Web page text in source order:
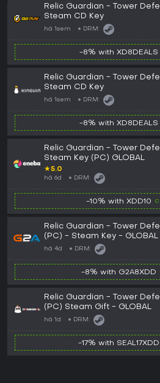
Relic Guardian - Tower
Steam CD Key
há 1sem DRM:
-8% with XD8DEALS
Relic Guardian - Tower
Steam CD Key
há 1sem DRM:
-8% with XD8DEALS
Relic Guardian - Tower
Steam Key (PC) GLOBAL
★5.0
há 6d DRM:
-10% with XDD10
Relic Guardian - Tower
(PC) - Steam Key - GLOBAL
há 4d DRM:
-8% with G2A8XDD
Relic Guardian - Tower
(PC) Steam Gift - GLOBAL
há 1d DRM:
-17% with SEAL17XDD